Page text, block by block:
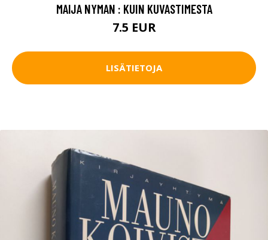
MAIJA NYMAN : KUIN KUVASTIMESTA
7.5 EUR
LISÄTIETOJA